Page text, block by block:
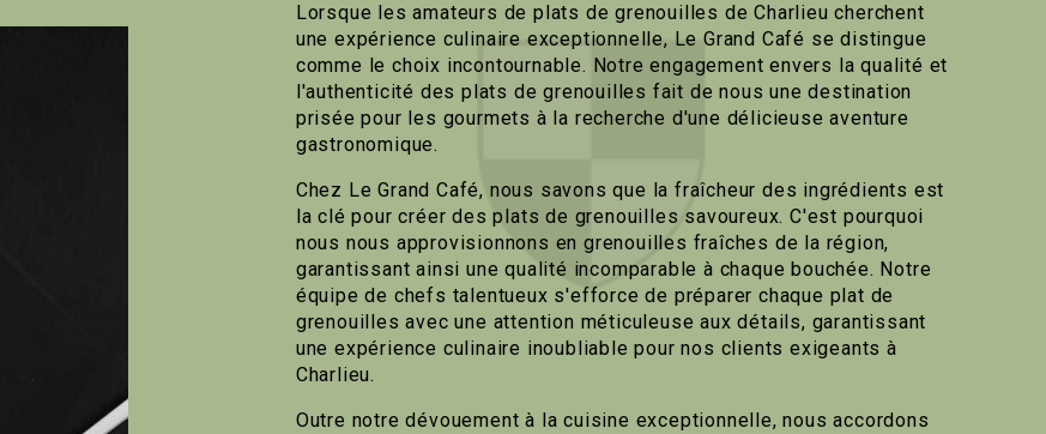
Lorsque les amateurs de plats de grenouilles de Charlieu cherchent
une expérience culinaire exceptionnelle, Le Grand Café se distingue
comme le choix incontournable. Notre engagement envers la qualité et
l'authenticité des plats de grenouilles fait de nous une destination
prisée pour les gourmets à la recherche d'une délicieuse aventure
gastronomique.
Chez Le Grand Café, nous savons que la fraîcheur des ingrédients est
la clé pour créer des plats de grenouilles savoureux. C'est pourquoi
nous nous approvisionnons en grenouilles fraîches de la région,
garantissant ainsi une qualité incomparable à chaque bouchée. Notre
équipe de chefs talentueux s'efforce de préparer chaque plat de
grenouilles avec une attention méticuleuse aux détails, garantissant
une expérience culinaire inoubliable pour nos clients exigeants à
Charlieu.
Outre notre dévouement à la cuisine exceptionnelle, nous accordons